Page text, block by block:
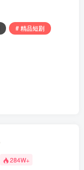
# 精品短剧
284W+